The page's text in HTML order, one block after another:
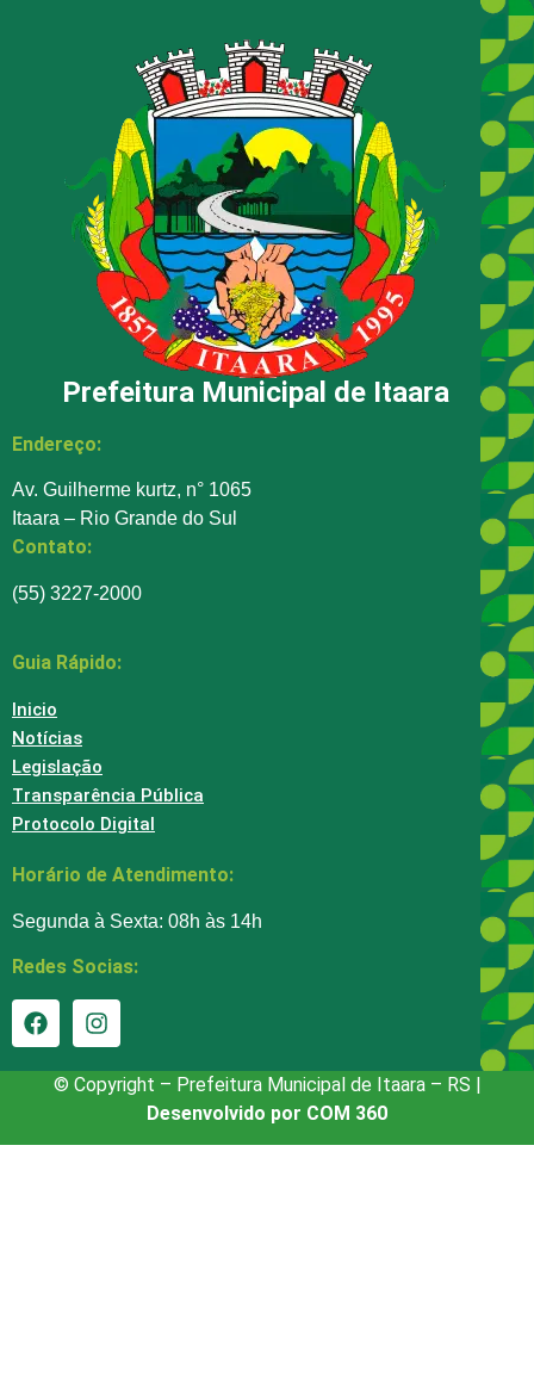
Prefeitura Municipal de Itaara
Endereço:
Av. Guilherme kurtz, n° 1065
Itaara – Rio Grande do Sul
Contato:
(55) 3227-2000
Guia Rápido:
Inicio
Notícias
Legislação
Transparência Pública
Protocolo Digital
Horário de Atendimento:
Segunda à Sexta: 08h às 14h
Redes Socias:
© Copyright – Prefeitura Municipal de Itaara – RS |
Desenvolvido por COM 360